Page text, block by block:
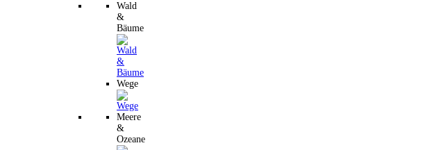
Wald
&
Bäume
Wege
Meere
&
Ozeane